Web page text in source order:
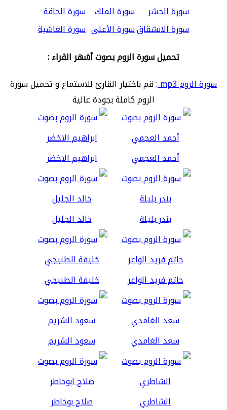
سورة الحشر
سورة الملك سورة الحاقة
سورة الانشقاقسورة الأعلى سورة الغاشية
تحميل سورة الروم بصوت أشهر القراء :
سورة الروم mp3
: قم باختيار القارئ للاستماع و تحميل سورة
الروم كاملة بجودة عالية
أحمد العجمي ابراهيم الاخضر
بندر بليلة خالد الجليل
حاتم فريد الواعر خليفة الطنيجي
سعد الغامدي سعود الشريم
الشاطري صلاح بوخاطر